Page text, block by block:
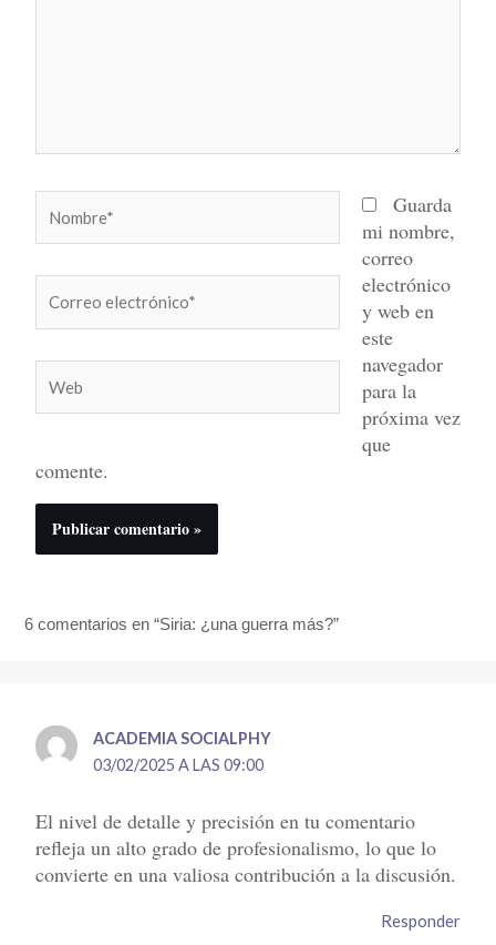
electrónico*
Guarda
mi nombre,
correo
electrónico
y web en
este
navegador
para la
próxima vez
que
comente.
6 comentarios en “Siria: ¿una guerra más?”
ACADEMIA SOCIALPHY
03/02/2025 A LAS 09:00
El nivel de detalle y precisión en tu comentario
refleja un alto grado de profesionalismo, lo que lo
convierte en una valiosa contribución a la discusión.
Responder